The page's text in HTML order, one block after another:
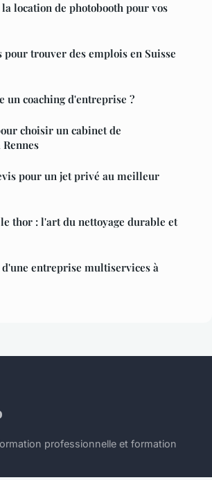
location de photobooth pour vos
pour trouver des emplois en Suisse
un coaching d'entreprise ?
choisir un cabinet de
pour un jet privé au meilleur
thor : l'art du nettoyage durable et
d'une entreprise multiservices à
professionnelle et formation